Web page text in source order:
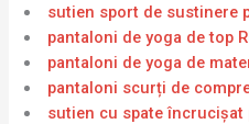
sutien sport de sustinere
pantaloni de yoga de top
pantaloni de yoga de
pantaloni scurți de
sutien cu spate încrucișat